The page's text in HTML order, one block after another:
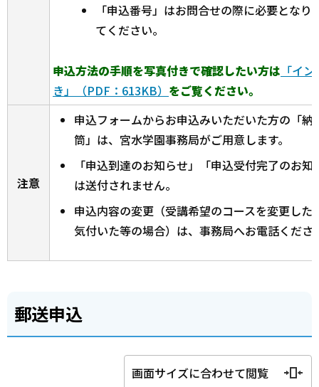
「申込番号」はお問合せの際に必要となり
てください。
申込方法の手順を写真付きで確認したい方は 「イ
き」（PDF：613KB） をご覧ください。
注意
申込フォームからお申込みいただいた方の「
筒」は、宮水学園事務局がご用意します。
「申込到達のお知らせ」「申込受付完了のお
は送付されません。
申込内容の変更（受講希望のコースを変更した
気付いた等の場合）は、事務局へお電話くださ
郵送申込
画面サイズに合わせて閲覧